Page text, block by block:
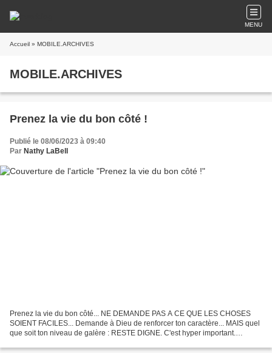
MENU
Accueil » MOBILE.ARCHIVES
MOBILE.ARCHIVES
Prenez la vie du bon côté !
Publié le 08/06/2023 à 09:40
Par Nathy LaBell
Prenez la vie du bon côté... NE DEMANDE PAS A CE QUE LES CHOSES
SOIENT FACILES... Demande à Dieu de renforcer ton caractère... MAIS quel
que soit ton niveau de galère : RESTE DIGNE. C'est hyper important.